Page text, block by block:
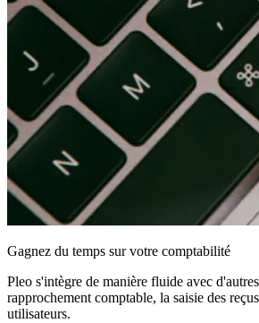
Gagnez du temps sur votre comptabilité
Pleo s'intègre de manière fluide avec
rapprochement comptable, la saisie des
utilisateurs.